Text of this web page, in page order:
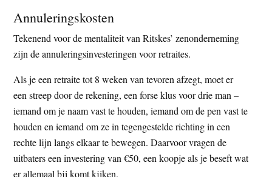
Annuleringskosten
Tekenend voor de mentaliteit van Ritskes’ zenonderneming
zijn de annuleringsinvesteringen voor retraites.
Als je een retraite tot 8 weken van tevoren afzegt, moet er
een streep door de rekening, een forse klus voor drie man –
iemand om je naam vast te houden, iemand om de pen vast te
houden en iemand om ze in tegengestelde richting in een
rechte lijn langs elkaar te bewegen. Daarvoor vragen de
uitbaters een investering van €50, een koopje als je beseft wat
er allemaal bij komt kijken.